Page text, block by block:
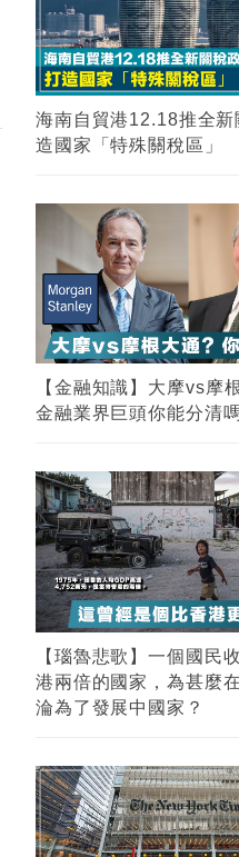
海南自貿港12.18推全
造國家「特殊關稅區」
【金融知識】大摩vs摩
金融業界巨頭你能分清
【瑙魯悲歌】一個國民
港兩倍的國家，為甚麼
淪為了發展中國家？